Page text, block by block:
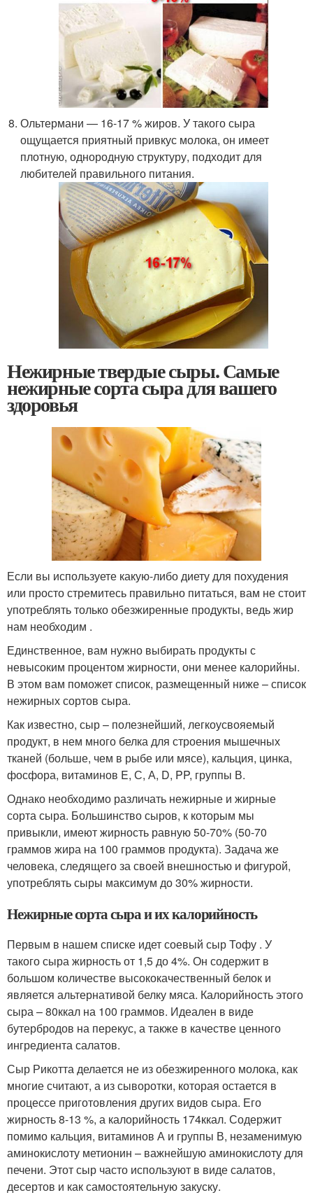
Ольтермани — 16-17 % жиров. У такого сыра
ощущается приятный привкус молока, он имеет
плотную, однородную структуру, подходит для
любителей правильного питания.
Нежирные твердые сыры. Самые
нежирные сорта сыра для вашего
здоровья
Если вы используете какую-либо диету для похудения
или просто стремитесь правильно питаться, вам не стоит
употреблять только обезжиренные продукты, ведь жир
нам необходим .
Единственное, вам нужно выбирать продукты с
невысоким процентом жирности, они менее калорийны.
В этом вам поможет список, размещенный ниже – список
нежирных сортов сыра.
Как известно, сыр – полезнейший, легкоусвояемый
продукт, в нем много белка для строения мышечных
тканей (больше, чем в рыбе или мясе), кальция, цинка,
фосфора, витаминов E, С, А, D, PP, группы В.
Однако необходимо различать нежирные и жирные
сорта сыра. Большинство сыров, к которым мы
привыкли, имеют жирность равную 50-70% (50-70
граммов жира на 100 граммов продукта). Задача же
человека, следящего за своей внешностью и фигурой,
употреблять сыры максимум до 30% жирности.
Нежирные сорта сыра и их калорийность
Первым в нашем списке идет соевый сыр Тофу . У
такого сыра жирность от 1,5 до 4%. Он содержит в
большом количестве высококачественный белок и
является альтернативой белку мяса. Калорийность этого
сыра – 80ккал на 100 граммов. Идеален в виде
бутербродов на перекус, а также в качестве ценного
ингредиента салатов.
Сыр Рикотта делается не из обезжиренного молока, как
многие считают, а из сыворотки, которая остается в
процессе приготовления других видов сыра. Его
жирность 8-13 %, а калорийность 174ккал. Содержит
помимо кальция, витаминов А и группы В, незаменимую
аминокислоту метионин – важнейшую аминокислоту для
печени. Этот сыр часто используют в виде салатов,
десертов и как самостоятельную закуску.